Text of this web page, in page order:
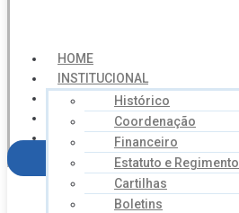
HOME
INSTITUCIONAL
Histórico
Coordenação
Financeiro
Estatuto e Regimento
Cartilhas
Boletins
NOTÍCIAS
SERVIÇOS
AGENDA
CONTATO
FILIE-SE